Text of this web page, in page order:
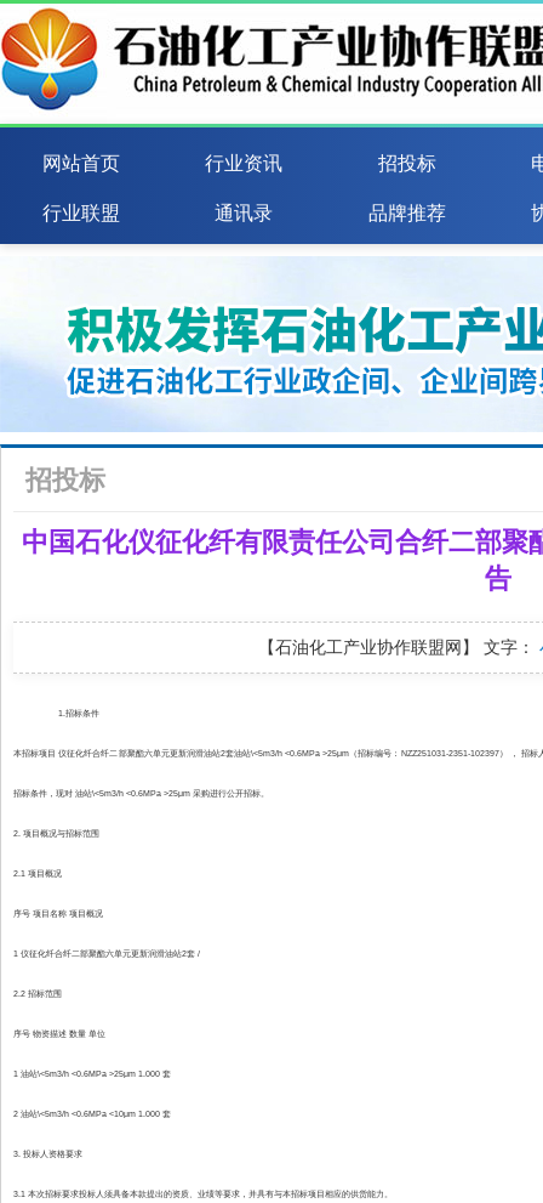
网站首页 行业资讯 招投标
行业联盟 通讯录 品牌推荐
招投标
中国石化仪征化纤有限责任公司合纤二部
告
【石油化工产业协作联盟网】 文字：
1.招标条件
本招标项目 仪征化纤合纤二部聚酯六单元更新润滑油站2套油站\<5m3/h <0.6MPa >25μm（招标编号：NZZ251031-2351-102397） ， 招
招标条件，现对 油站\<5m3/h <0.6MPa >25μm 采购进行公开招标。
2. 项目概况与招标范围
2.1 项目概况
序号 项目名称 项目概况
1 仪征化纤合纤二部聚酯六单元更新润滑油站2套 /
2.2 招标范围
序号 物资描述 数量 单位
1 油站\<5m3/h <0.6MPa >25μm 1.000 套
2 油站\<5m3/h <0.6MPa <10μm 1.000 套
3. 投标人资格要求
3.1 本次招标要求投标人须具备本款提出的资质、业绩等要求，并具有与本招标项目相应的供货能力。